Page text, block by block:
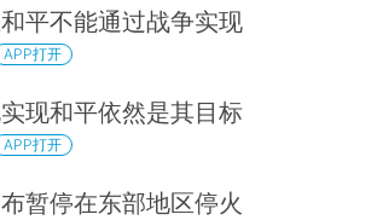
平不能通过战争实现
APP打开
现和平依然是其目标
APP打开
暂停在东部地区停火